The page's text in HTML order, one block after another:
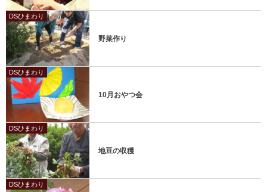
DSひまわり
野菜作り
DSひまわり
10月おやつ会
DSひまわり
地豆の収穫
DSひまわり